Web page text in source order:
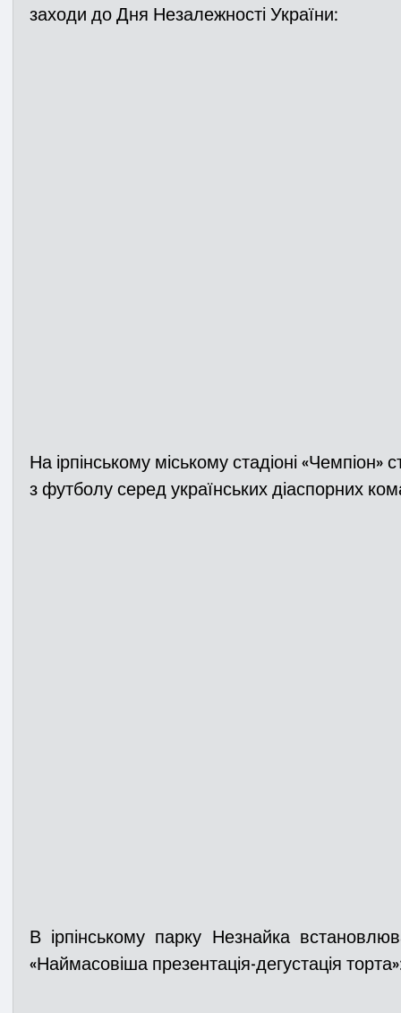
заходи до Дня Незалежності України:
На ірпінському міському стадіоні «Чемпіон»
з футболу серед українських діаспорних
В ірпінському парку Незнайка
«Наймасовіша презентація-дегустація